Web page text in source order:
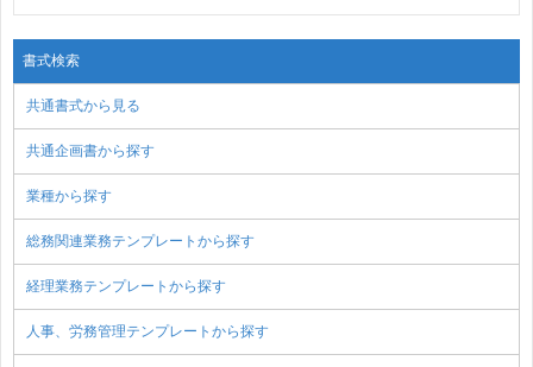
書式検索
共通書式から見る
共通企画書から探す
業種から探す
総務関連業務テンプレートから探す
経理業務テンプレートから探す
人事、労務管理テンプレートから探す